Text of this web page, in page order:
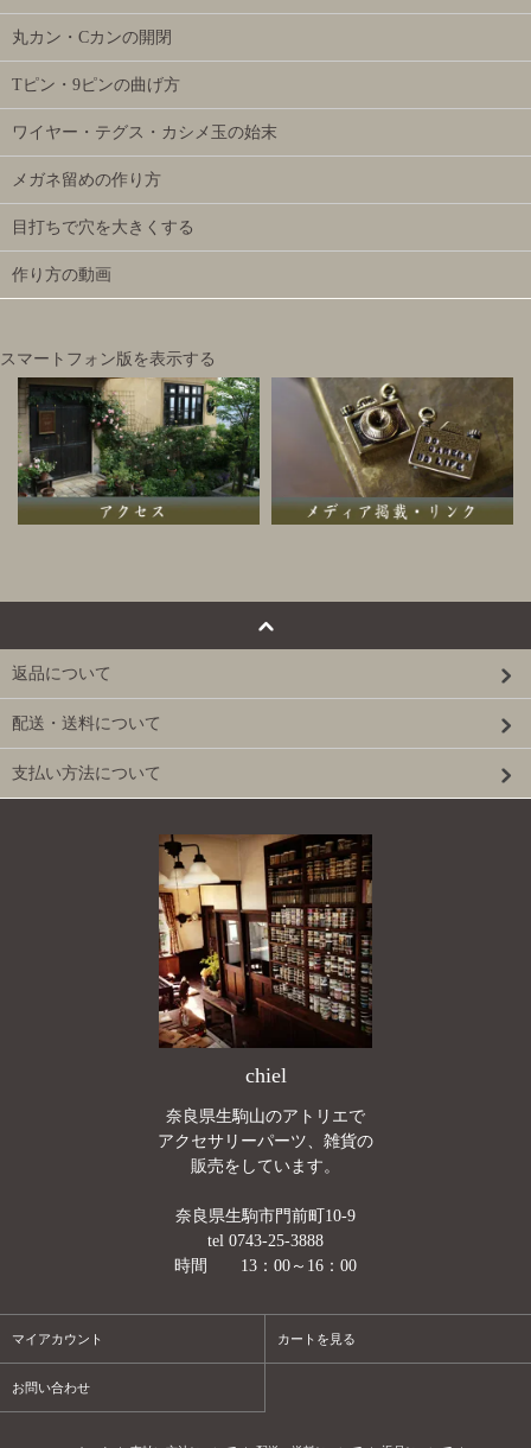
丸カン・Cカンの開閉
Tピン・9ピンの曲げ方
ワイヤー・テグス・カシメ玉の始末
メガネ留めの作り方
目打ちで穴を大きくする
作り方の動画
スマートフォン版を表示する
返品について
配送・送料について
支払い方法について
chiel
奈良県生駒山のアトリエで
アクセサリーパーツ、雑貨の
販売をしています。
奈良県生駒市門前町10-9
tel 0743-25-3888
時間 13：00～16：00
マイアカウント カートを見る
お問い合わせ